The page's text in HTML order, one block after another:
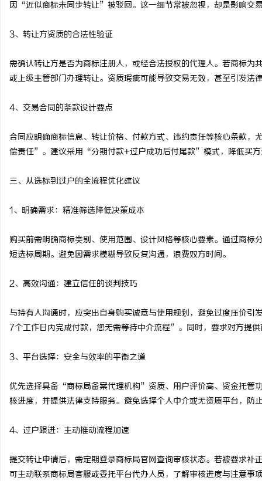
因“近似商标未同步转让”被驳回。这一细节常被忽视，却是影响交
3、转让方资质的合法性验证
需确认转让方是否为商标注册人，或经合法授权的代理人。若商标
或上级主管部门办理转让。资质瑕疵可能导致交易无效，甚至引发法
4、交易合同的条款设计要点
合同应明确商标信息、转让价格、付款方式、违约责任等核心条款
偿责任”。建议采用“分期付款+过户成功后付尾款”模式，降低买方
三、从选标到过户的全流程优化建议
1、明确需求：精准筛选降低决策成本
购买前需明确商标类别、使用范围、设计风格等核心要素。通过商
短选标周期。避免因需求模糊导致反复沟通，浪费双方时间。
2、高效沟通：建立信任的谈判技巧
与持有人沟通时，应突出自身购买诚意与使用规划，避免过度压价
7个工作日内完成付款，您无需等待中介流程”。同时，要求对方提
3、平台选择：安全与效率的平衡之道
优先选择具备“商标局备案代理机构”资质、用户评价高、资金托管
核进度，并提供法律支持服务。避免选择个人中介或无资质平台，防
4、过户跟进：主动推动流程加速
提交转让申请后，需定期登录商标局官网查询审核状态。若被要求
可主动联系商标局客服或委托平台代办人员，了解审核进度与注意